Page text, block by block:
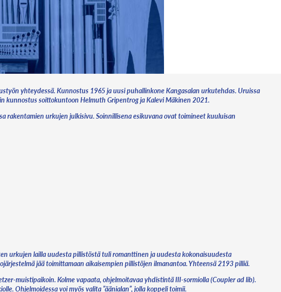
yhteydessä. Kunnostus 1965 ja uusi puhallinkone Kangasalan urkutehdas. Uruissa
kunnostus soittokuntoon Helmuth Gripentrog ja Kalevi Mäkinen 2021.
rakentamien urkujen julkisivu. Soinnillisena esikuvana ovat toimineet kuuluisan
urkujen lailla uudesta pillistöstä tuli romanttinen ja uudesta kokonaisuudesta
jää toimittamaan aikaisempien pillistöjen ilmanantoa. Yhteensä 2193 pilliä.
muistipaikoin. Kolme vapaata, ohjelmoitavaa yhdistintä III-sormiolla (Coupler ad lib).
Ohjelmoidessa voi myös valita ”äänialan”, jolla koppeli toimii.